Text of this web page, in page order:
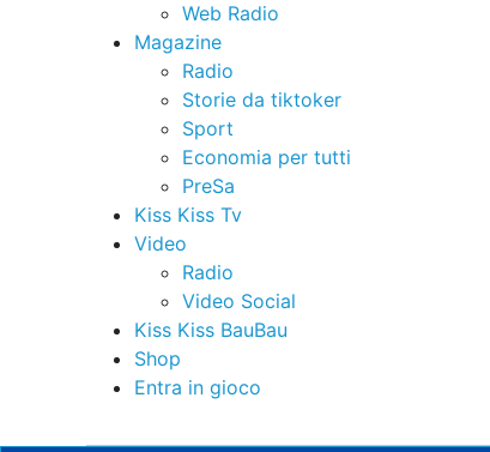
Web Radio
Magazine
Radio
Storie da tiktoker
Sport
Economia per tutti
PreSa
Kiss Kiss Tv
Video
Radio
Video Social
Kiss Kiss BauBau
Shop
Entra in gioco